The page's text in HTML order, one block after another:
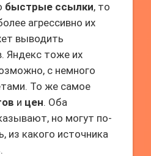
быстрые ссылки, то
агрессивно их
выводить
Яндекс тоже их
с немного
То же самое
и цен. Оба
но могут по-
из какого источника